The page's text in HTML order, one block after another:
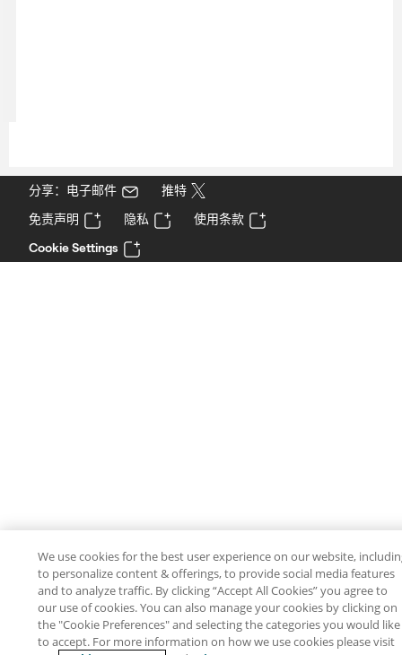
分享：电子邮件
推特
免责声明
隐私
使用条款
Cookie Settings
We use cookies for the best user experience on our website,
to personalize content & offerings, to provide social media features
and to analyze traffic. By clicking “Accept All Cookies” you agree to
our use of cookies. You can also manage your cookies by clicking on
the "Cookie Preferences" and selecting the categories you would like
to accept. For more information on how we use cookies please visit